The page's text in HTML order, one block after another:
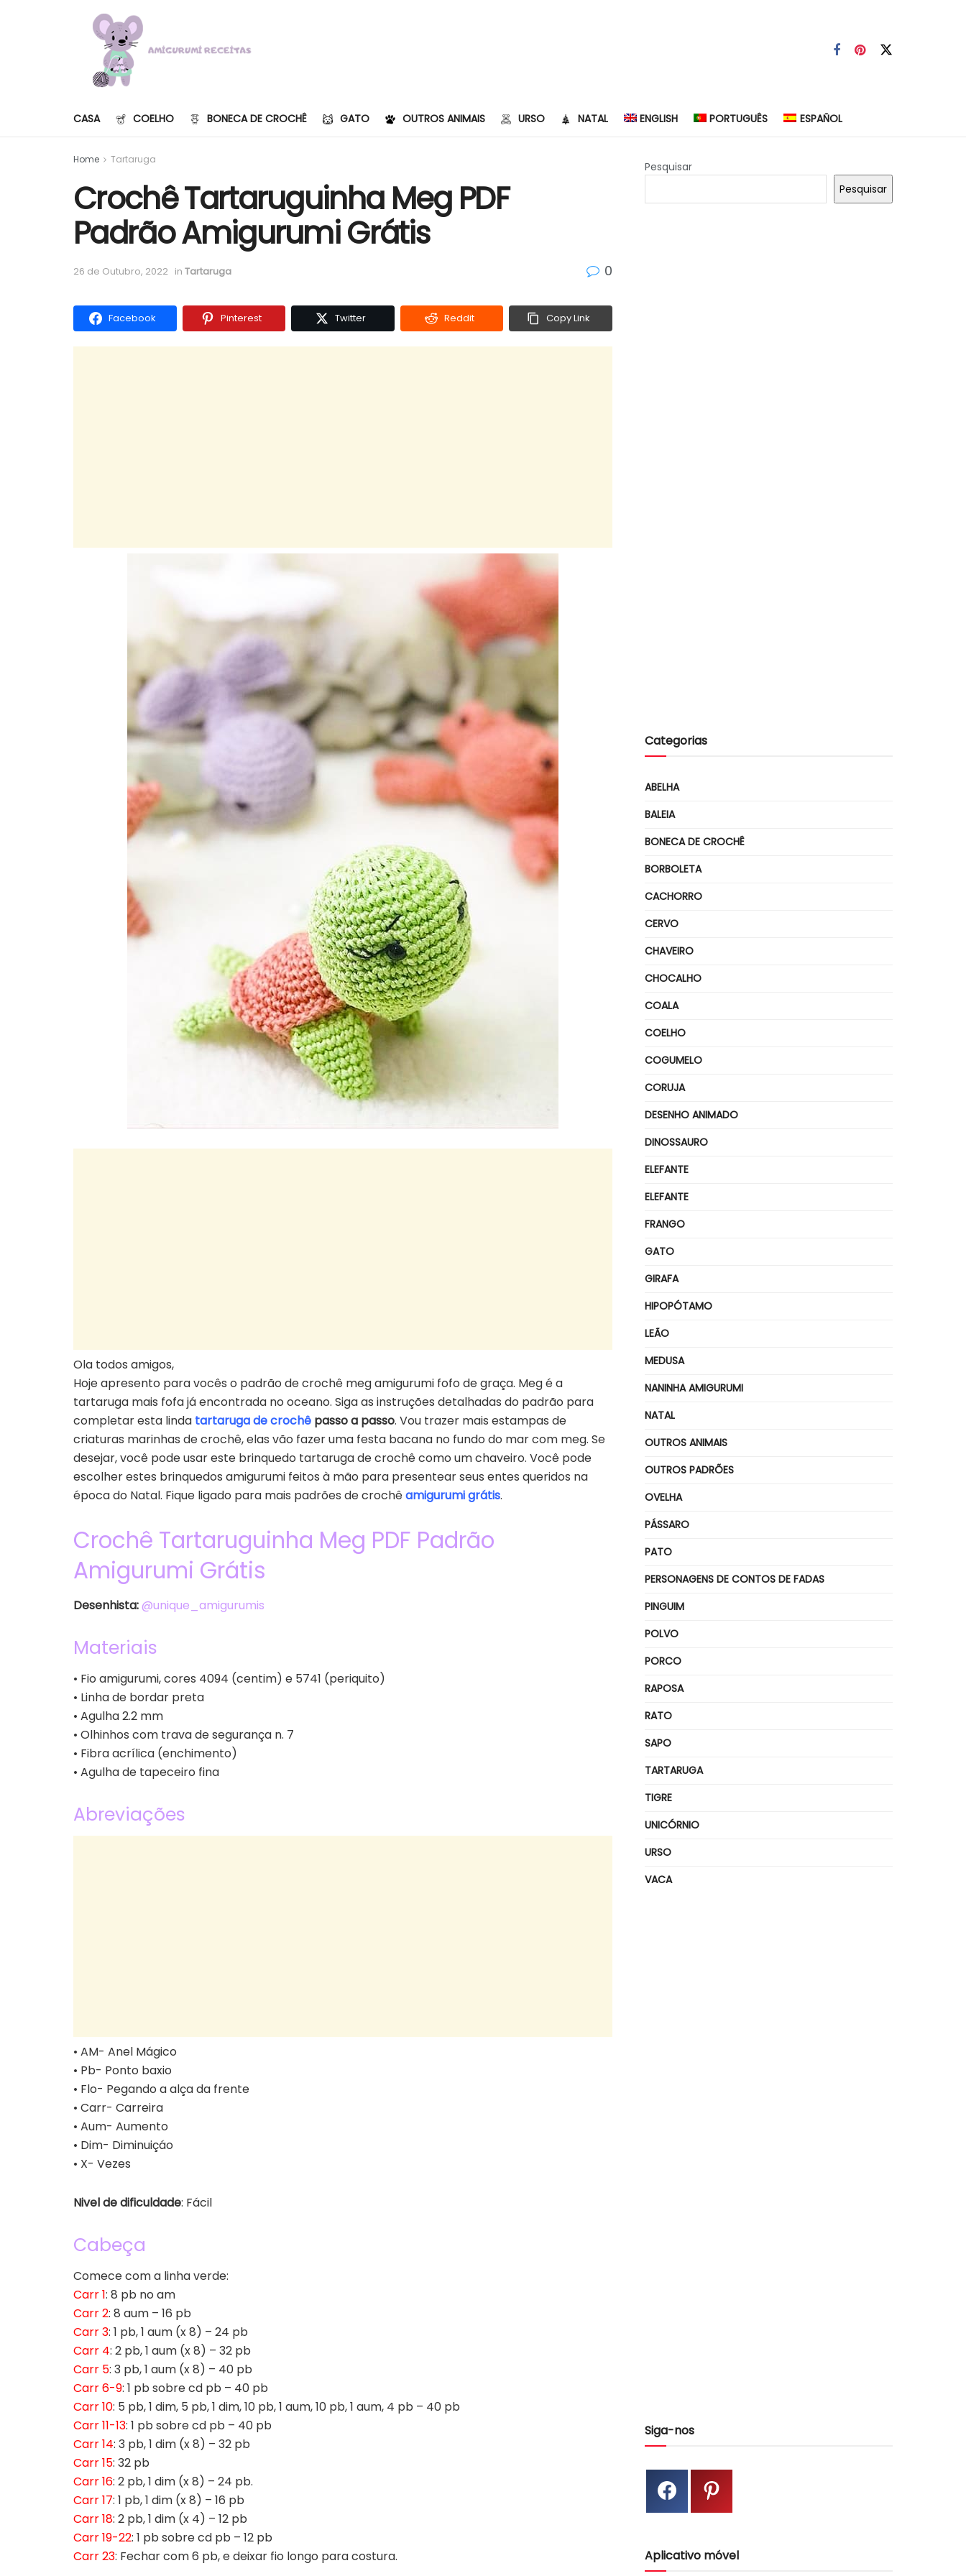
CASA COELHO BONECA DE CROCHÊ GATO OUTROS ANIMAIS URSO NATAL ENGLISH PORTUGUÊS ESPAÑOL
Home Tartaruga
Crochê Tartaruguinha Meg PDF
Padrão Amigurumi Grátis
26 de Outubro, 2022 in Tartaruga 0
Facebook Pinterest Twitter Reddit Copy Link
Ola todos amigos,
Hoje apresento para vocês o padrão de crochê meg amigurumi fofo de graça. Meg é a
tartaruga mais fofa já encontrada no oceano. Siga as instruções detalhadas do padrão para
completar esta linda tartaruga de crochê passo a passo. Vou trazer mais estampas de
criaturas marinhas de crochê, elas vão fazer uma festa bacana no fundo do mar com meg. Se
desejar, você pode usar este brinquedo tartaruga de crochê como um chaveiro. Você pode
escolher estes brinquedos amigurumi feitos à mão para presentear seus entes queridos na
época do Natal. Fique ligado para mais padrões de crochêamigurumi grátis.
Crochê Tartaruguinha Meg PDF Padrão
Amigurumi Grátis
Desenhista:@unique_amigurumis
Materiais
• Fio amigurumi, cores 4094 (centim) e 5741 (periquito)
• Linha de bordar preta
• Agulha 2.2 mm
• Olhinhos com trava de segurança n. 7
• Fibra acrílica (enchimento)
• Agulha de tapeceiro fina
Abreviações
• AM- Anel Mágico
• Pb- Ponto baxio
• Flo- Pegando a alça da frente
• Carr- Carreira
• Aum- Aumento
• Dim- Diminuiçáo
• X- Vezes
Nivel de dificuldade: Fácil
Cabeça
Comece com a linha verde:
Carr 1: 8 pb no am
Carr 2: 8 aum – 16 pb
Carr 3: 1 pb, 1 aum (x 8) – 24 pb
Carr 4: 2 pb, 1 aum (x 8) – 32 pb
Carr 5: 3 pb, 1 aum (x 8) – 40 pb
Carr 6-9: 1 pb sobre cd pb – 40 pb
Carr 10: 5 pb, 1 dim, 5 pb, 1 dim, 10 pb, 1 aum, 10 pb, 1 aum, 4 pb – 40 pb
Carr 11-13: 1 pb sobre cd pb – 40 pb
Carr 14: 3 pb, 1 dim (x 8) – 32 pb
Carr 15: 32 pb
Carr 16: 2 pb, 1 dim (x 8) – 24 pb.
Carr 17: 1 pb, 1 dim (x 8) – 16 pb
Carr 18: 2 pb, 1 dim (x 4) – 12 pb
Carr 19-22: 1 pb sobre cd pb – 12 pb
Carr 23: Fechar com 6 pb, e deixar fio longo para costura.
Pesquisar
Pesquisar
Categorias
ABELHA
BALEIA
BONECA DE CROCHÊ
BORBOLETA
CACHORRO
CERVO
CHAVEIRO
CHOCALHO
COALA
COELHO
COGUMELO
CORUJA
DESENHO ANIMADO
DINOSSAURO
ELEFANTE
ELEFANTE
FRANGO
GATO
GIRAFA
HIPOPÓTAMO
LEÃO
MEDUSA
NANINHA AMIGURUMI
NATAL
OUTROS ANIMAIS
OUTROS PADRÕES
OVELHA
PÁSSARO
PATO
PERSONAGENS DE CONTOS DE FADAS
PINGUIM
POLVO
PORCO
RAPOSA
RATO
SAPO
TARTARUGA
TIGRE
UNICÓRNIO
URSO
VACA
Siga-nos
Aplicativo móvel